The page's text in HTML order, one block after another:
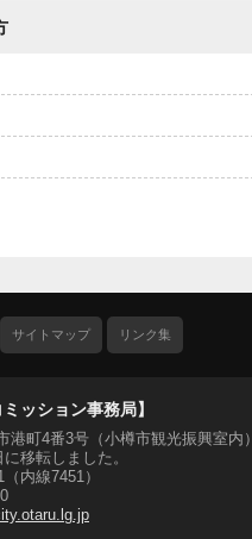
サイトマップ リンク集
ッション事務局】
町4番3号（小樽市観光振興室内）
移転しました。
内線7451）